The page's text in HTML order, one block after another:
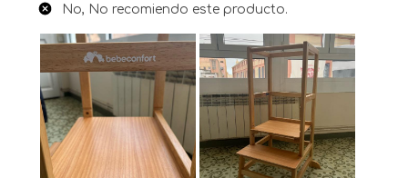
No, No recomiendo este producto.